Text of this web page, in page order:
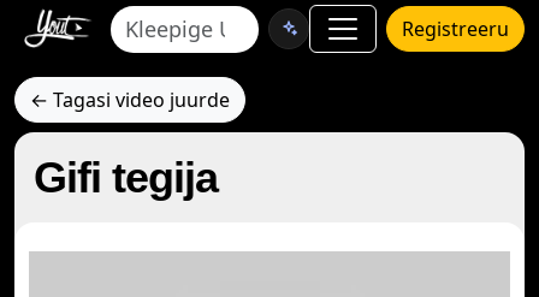
Registreeru
← Tagasi video juurde
Gifi tegija